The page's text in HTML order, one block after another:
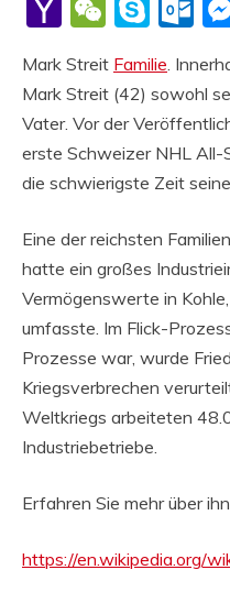
Yahoo
Mark Streit Familie.
Mark Streit (42) sowohl
Vater. Vor der
erste Schweizer NHL
die schwierigste Zeit
Eine der reichsten
hatte ein großes
Vermögenswerte in
umfasste. Im Flick-
Prozesse war, wurde
Kriegsverbrechen
Weltkriegs arbeiteten
Industriebetriebe.
Erfahren Sie mehr über
https://en.wikipedia.org/